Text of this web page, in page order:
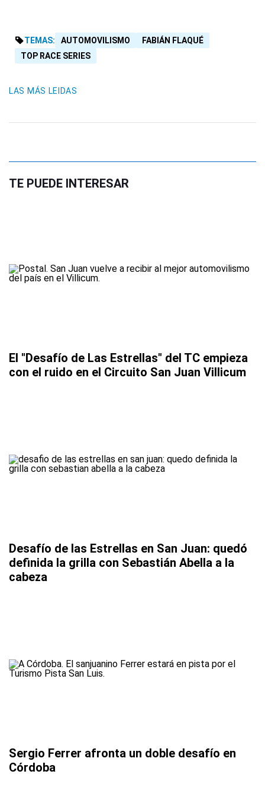
TEMAS: AUTOMOVILISMO
FABIÁN FLAQUÉ
TOP RACE SERIES
LAS MÁS LEIDAS
TE PUEDE INTERESAR
El "Desafío de Las Estrellas" del TC empieza
con el ruido en el Circuito San Juan Villicum
Desafío de las Estrellas en San Juan: quedó
definida la grilla con Sebastián Abella a la
cabeza
Sergio Ferrer afronta un doble desafío en
Córdoba